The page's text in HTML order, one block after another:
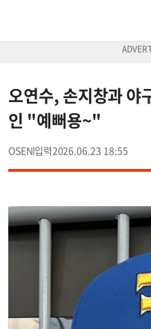
오연수, 손지창과 야
인 "예뻐용~"
OSEN 2026.06.23 18:55